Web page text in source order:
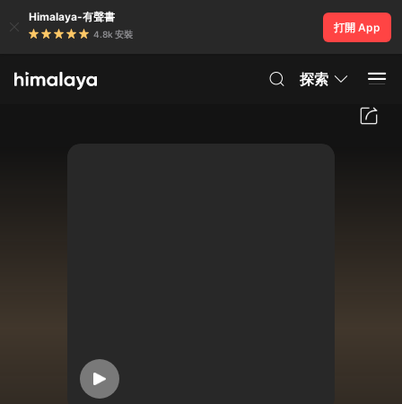
Himalaya-有聲書
4.8k 安裝
打開 App
探索